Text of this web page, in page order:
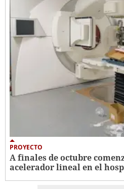
PROYECTO
A finales de octubre
acelerador lineal en el